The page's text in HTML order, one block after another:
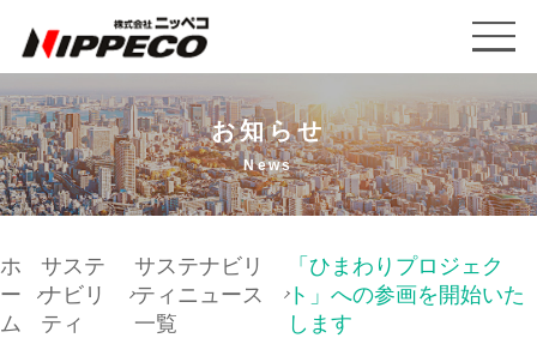
お知らせ
News
ホ
ー
ム
サステ
ナビリ
ティ
サステナビリ
ティニュース
一覧
「ひまわりプロジェク
ト」への参画を開始いた
します